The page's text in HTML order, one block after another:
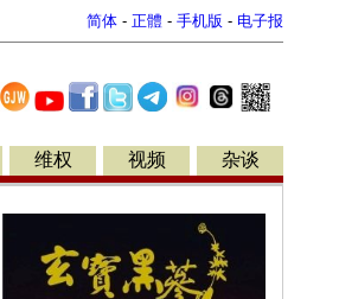
简体 - 正體 - 手机版 - 电子报
维权 视频 杂谈